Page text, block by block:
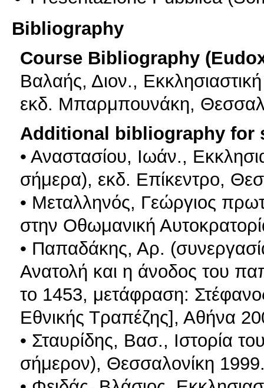
Bibliography
Course Bibliography
Βαλαής, Διον., Εκκλησιαστική
εκδ. Μπαρμπουνάκη,
Additional bibliography for
• Αναστασίου, Ιωάν.,
σήμερα), εκδ. Επίκεντρο,
• Μεταλληνός, Γεώργιος
στην Οθωμανική
• Παπαδάκης, Αρ.
Ανατολή και η άνοδος του
το 1453, μετάφραση:
Εθνικής Τραπέζης], Αθήνα
• Σταυρίδης, Βασ., Ιστορία
σήμερον), Θεσσαλονίκη